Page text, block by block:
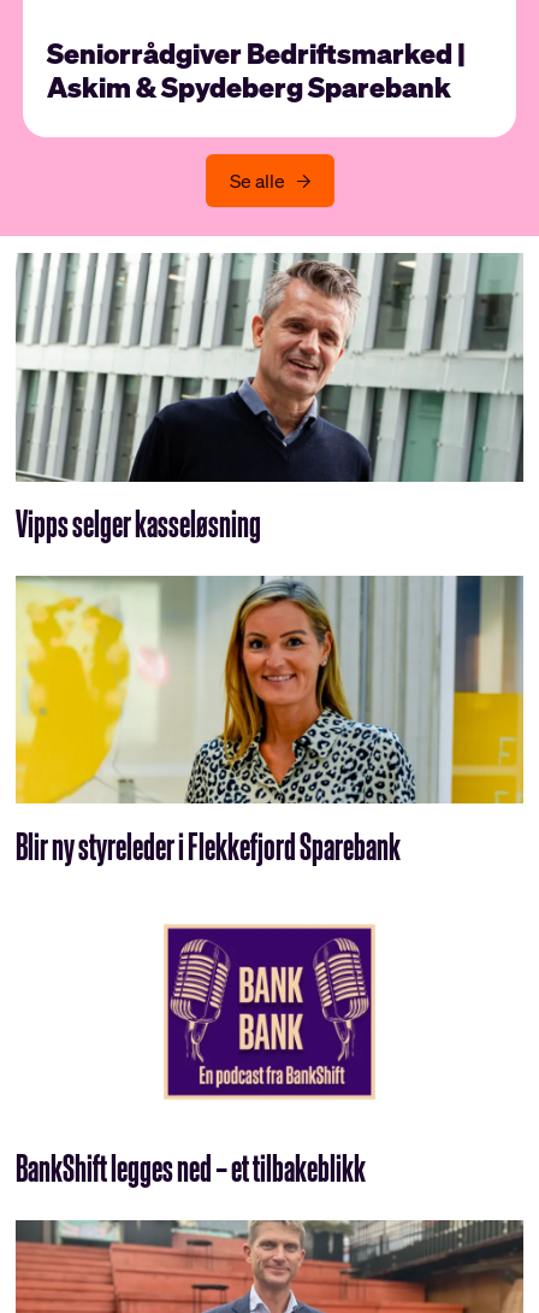
Seniorrådgiver Bedriftsmarked |
Askim & Spydeberg Sparebank
Se alle
Vipps selger kasseløsning
Blir ny styreleder i Flekkefjord Sparebank
BankShift legges ned – et tilbakeblikk